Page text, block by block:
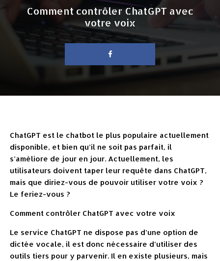
Comment contrôler ChatGPT avec
votre voix
ChatGPT est le chatbot le plus populaire actuellement
disponible, et bien qu’il ne soit pas parfait, il
s’améliore de jour en jour. Actuellement, les
utilisateurs doivent taper leur requête dans ChatGPT,
mais que diriez-vous de pouvoir utiliser votre voix ?
Le feriez-vous ?
Comment contrôler ChatGPT avec votre voix
Le service ChatGPT ne dispose pas d’une option de
dictée vocale, il est donc nécessaire d’utiliser des
outils tiers pour y parvenir. Il en existe plusieurs, mais